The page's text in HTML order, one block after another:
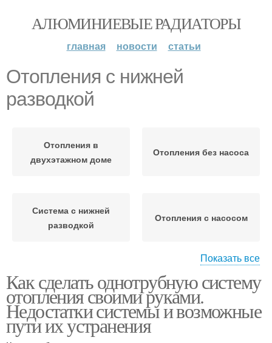
АЛЮМИНИЕВЫЕ РАДИАТОРЫ
главная новости статьи
Отопления с нижней
разводкой
Отопления в
двухэтажном доме
Отопления без насоса
Система с нижней
разводкой
Отопления с насосом
доме
двухэтажных домах
Показать все
Как сделать однотрубную систему
отопления своими руками.
Недостатки системы и возможные
пути их устранения